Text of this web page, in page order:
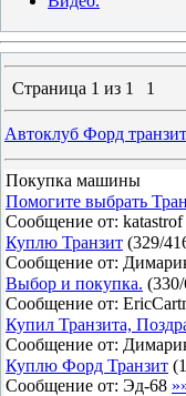
Страница 1 из 1 1
Автоклуб Форд транзит
Покупка машины
Помогите выбрать
Сообщение от: katastrof
Куплю Транзит (329/
Сообщение от:
Выбор и покупка. (330/
Сообщение от:
Купил Транзита,
Сообщение от:
Куплю Форд Транзит (
Сообщение от: Эд-68